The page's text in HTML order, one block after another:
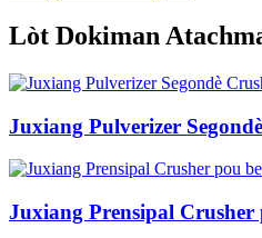
Lòt Dokiman
Juxiang Pulverizer
Juxiang Prensipal Crusher